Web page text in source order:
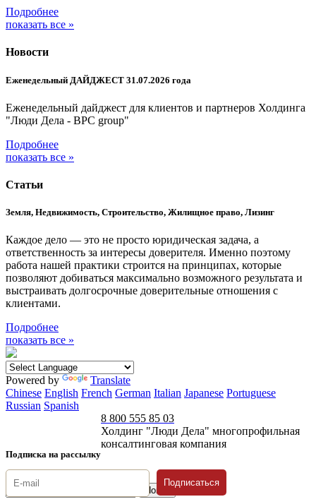
Подробнее
показать все »
Новости
Еженедельный ДАЙДЖЕСТ 31.07.2026 года
Еженедельный дайджест для клиентов и партнеров Холдинга
"Люди Дела - BPC group"
Подробнее
показать все »
Статьи
Земля, Недвижимость, Строительство, Жилищное право, Лизинг
Каждое дело — это не просто юридическая задача, а
ответственность за интересы доверителя. Именно поэтому
работа нашей практики строится на принципах, которые
позволяют добиваться максимально возможного результата и
выстраивать долгосрочные доверительные отношения с
клиентами.
Подробнее
показать все »
Powered by
Translate
Chinese English French German Italian Japanese Portuguese
Russian Spanish
Подписка на рассылку
8 800 555 85 03
Холдинг "Люди Дела" многопрофильная
консалтинговая компания
Подписаться